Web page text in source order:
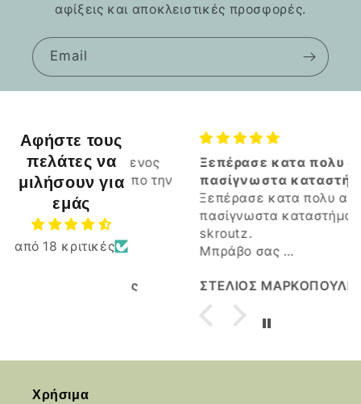
αφίξεις και αποκλειστικές προσφορές.
Email
Αφήστε τους
πελάτες να
μιλήσουν για
εμάς
από 18 κριτικές
αλλα και απο την
Ξεπέρασε κατα πολυ αλλα
πασίγνωστα καταστήματα
του skroutz
Ξεπέρασε κατα πολυ αλλα
πασίγνωστα καταστήματα του
Μπράβο σας
ΣΤΕΛΙΟΣ ΜΑΡΚΟΠΟΥΛΙΩΤΗΣ
Χρήσιμα